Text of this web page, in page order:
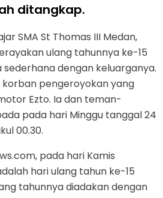
ditangkap.
SMA St Thomas III Medan,
ulang tahunnya ke-15
dengan keluarganya.
korban pengeroyokan yang
Ezto. Ia dan teman-
pada hari Minggu tanggal 24
00.30.
pada hari Kamis
hari ulang tahun ke-15
tahunnya diadakan dengan